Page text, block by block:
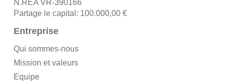
N.REA VR-390166
Partage le capital: 100.000,00 €
Entreprise
Qui sommes-nous
Mission et valeurs
Equipe